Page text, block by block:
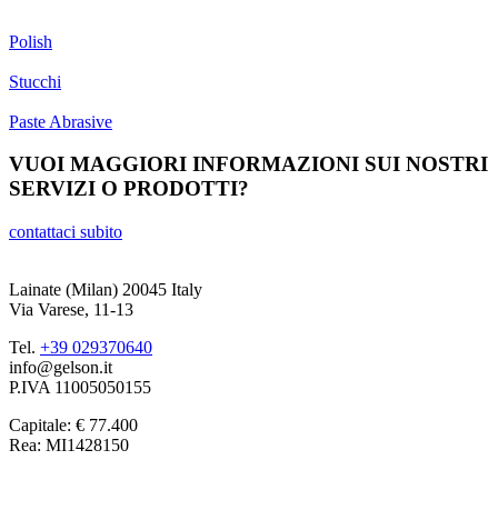
Polish
Stucchi
Paste Abrasive
VUOI MAGGIORI INFORMAZIONI SUI NOSTRI
SERVIZI O PRODOTTI?
contattaci subito
Lainate (Milan) 20045 Italy
Via Varese, 11-13
Tel. +39 029370640
info@gelson.it
P.IVA 11005050155
Capitale: € 77.400
Rea: MI1428150